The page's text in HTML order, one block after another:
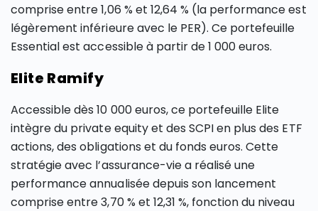
comprise entre 1,06 % et 12,64 % (la performance est
légèrement inférieure avec le PER). Ce portefeuille
Essential est accessible à partir de 1 000 euros.
Elite Ramify
Accessible dès 10 000 euros, ce portefeuille Elite
intègre du private equity et des SCPI en plus des ETF
actions, des obligations et du fonds euros. Cette
stratégie avec l’assurance-vie a réalisé une
performance annualisée depuis son lancement
comprise entre 3,70 % et 12,31 %, fonction du niveau